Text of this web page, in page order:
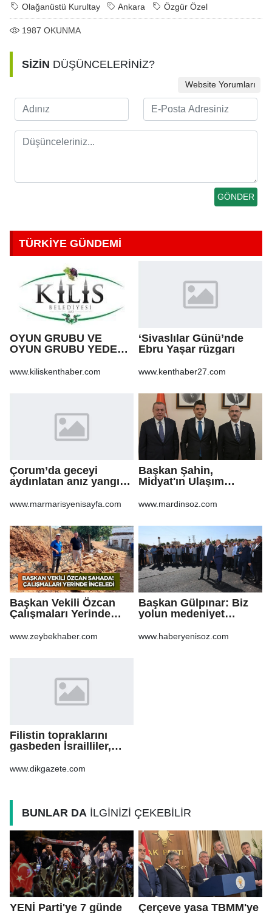
Olağanüstü Kurultay
Ankara Özgür Özel
1987 OKUNMA
SİZİN DÜŞÜNCELERİNİZ?
Website Yorumları
TÜRKİYE GÜNDEMİ
OYUN GRUBU VE
OYUN GRUBU YEDEK
www.kiliskenthaber.com
‘Sivaslılar Günü’nde
Ebru Yaşar rüzgarı
www.kenthaber27.com
Çorum’da geceyi
aydınlatan anız yangını
www.marmarisyenisayfa.com
Başkan Şahin,
Midyat'ın Ulaşım
Taşıdı
www.mardinsoz.com
Başkan Vekili Özcan
Çalışmaları Yerinde
www.zeybekhaber.com
Başkan Gülpınar: Biz
yolun medeniyet
www.haberyenisoz.com
Filistin topraklarını
gasbeden İsrailliler,
Şeria’daki saldırılarını
www.dikgazete.com
BUNLAR DA İLGİNİZİ ÇEKEBİLİR
YENİ Parti'ye 7 günde
Çerçeve yasa TBMM'ye